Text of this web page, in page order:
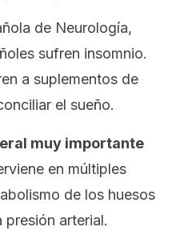
de Neurología,
sufren insomnio.
a suplementos de
el sueño.
muy importante
en múltiples
de los huesos
presión arterial.